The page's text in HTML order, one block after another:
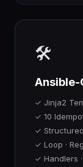
🛠️
Ansible-
✓ Jinja2
✓ 10
✓
✓ Loop ·
✓ Handlers